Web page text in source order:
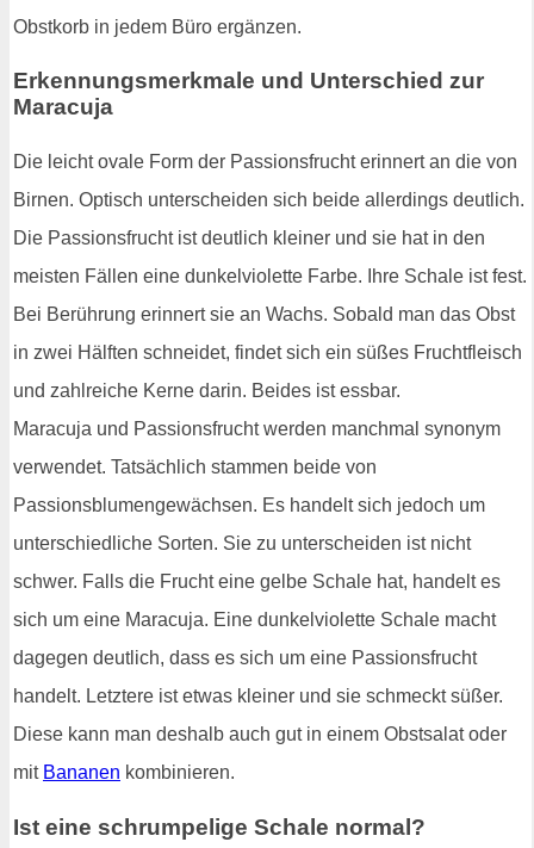
Obstkorb in jedem Büro ergänzen.
Erkennungsmerkmale und Unterschied zur
Maracuja
Die leicht ovale Form der Passionsfrucht erinnert an die von
Birnen. Optisch unterscheiden sich beide allerdings deutlich.
Die Passionsfrucht ist deutlich kleiner und sie hat in den
meisten Fällen eine dunkelviolette Farbe. Ihre Schale ist fest.
Bei Berührung erinnert sie an Wachs. Sobald man das Obst
in zwei Hälften schneidet, findet sich ein süßes Fruchtfleisch
und zahlreiche Kerne darin. Beides ist essbar.
Maracuja und Passionsfrucht werden manchmal synonym
verwendet. Tatsächlich stammen beide von
Passionsblumengewächsen. Es handelt sich jedoch um
unterschiedliche Sorten. Sie zu unterscheiden ist nicht
schwer. Falls die Frucht eine gelbe Schale hat, handelt es
sich um eine Maracuja. Eine dunkelviolette Schale macht
dagegen deutlich, dass es sich um eine Passionsfrucht
handelt. Letztere ist etwas kleiner und sie schmeckt süßer.
Diese kann man deshalb auch gut in einem Obstsalat oder
mit Bananen kombinieren.
Ist eine schrumpelige Schale normal?